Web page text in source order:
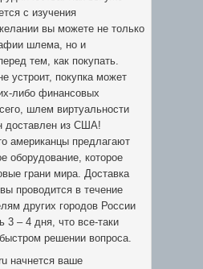
с изучения
вы можете не только
шлема, но и
тем, как покупать.
устроит, покупка может
либо финансовых
шлем виртуальности
доставлен из США!
американцы предлагают
оборудование, которое
грани мира. Доставка
проводится в течение
других городов России
3 – 4 дня, что все-таки
решении вопроса.
начнется ваше